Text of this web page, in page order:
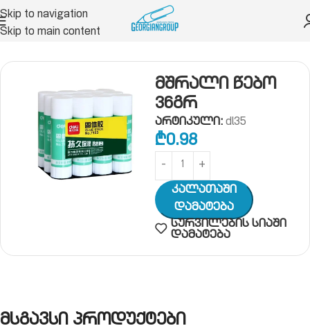
Skip to navigation
Skip to main content
საკანცელარიო ნივთები
მშრალი წებო
36გრ
არტიკული: dl35
₾0.98
Კალათაში
Დამატება
სურვილების სიაში
დამატება
მსგავსი პროდუქტები